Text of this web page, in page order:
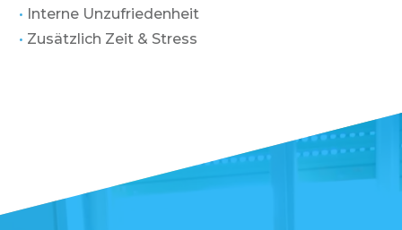
• Interne Unzufriedenheit
• Zusätzlich Zeit & Stress